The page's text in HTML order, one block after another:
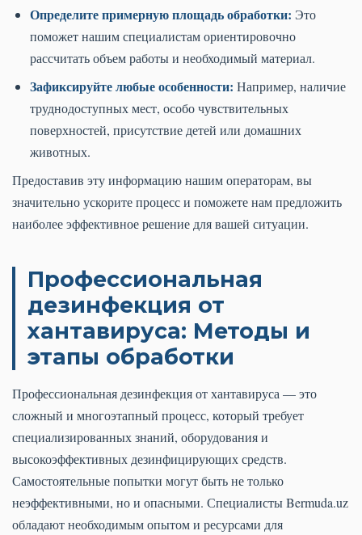
Определите примерную площадь обработки: Это
поможет нашим специалистам ориентировочно
рассчитать объем работы и необходимый материал.
Зафиксируйте любые особенности: Например, наличие
труднодоступных мест, особо чувствительных
поверхностей, присутствие детей или домашних
животных.
Предоставив эту информацию нашим операторам, вы
значительно ускорите процесс и поможете нам предложить
наиболее эффективное решение для вашей ситуации.
Профессиональная
дезинфекция от
хантавируса: Методы и
этапы обработки
Профессиональная дезинфекция от хантавируса — это
сложный и многоэтапный процесс, который требует
специализированных знаний, оборудования и
высокоэффективных дезинфицирующих средств.
Самостоятельные попытки могут быть не только
неэффективными, но и опасными. Специалисты Bermuda.uz
обладают необходимым опытом и ресурсами для